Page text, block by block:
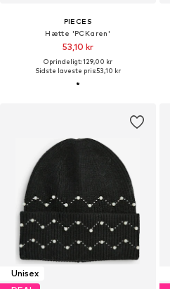
PIECES
Hætte 'PCKaren'
53,10 kr
Oprindeligt: 129,00 kr
Sidste laveste pris:53,10 kr
Unisex